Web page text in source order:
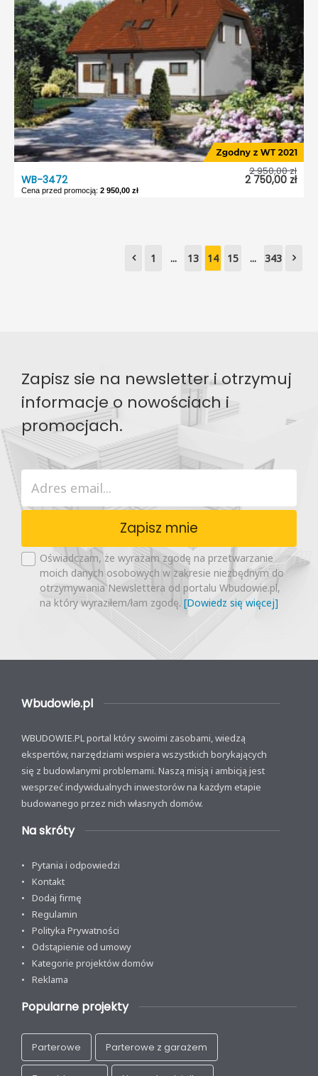
WB-3472 2 750,00 zł
2 950,00 zł
Cena przed promocją: 2 950,00 zł
Wolnostojący
1 ... 13 14 15 ... 343
Zapisz sie na newsletter i otrzymuj
informacje o nowościach i
promocjach.
Zapisz mnie
Oświadczam, że wyrażam zgodę na przetwarzanie
moich danych osobowych w zakresie niezbędnym do
otrzymywania Newslettera od portalu Wbudowie.pl,
na który wyraziłem/łam zgodę. [Dowiedz się więcej]
Wbudowie.pl
WBUDOWIE.PL portal który swoimi zasobami, wiedzą
ekspertów, narzędziami wspiera wszystkich borykających
się z budowlanymi problemami. Naszą misją i ambicją jest
wesprzeć indywidualnych inwestorów na każdym etapie
budowanego przez nich własnych domów.
Na skróty
Pytania i odpowiedzi
Kontakt
Dodaj firmę
Regulamin
Polityka Prywatności
Odstąpienie od umowy
Kategorie projektów domów
Reklama
Popularne projekty
Parterowe Parterowe z garażem